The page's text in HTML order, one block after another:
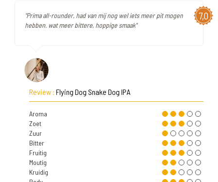
7,0
"Prima all-rounder, had van mij nog wel iets meer pit mogen
hebben. wat meer bittere, hoppige smaak"
Review : Flying Dog Snake Dog IPA
Aroma
Zoet
Zuur
Bitter
Fruitig
Moutig
Kruidig